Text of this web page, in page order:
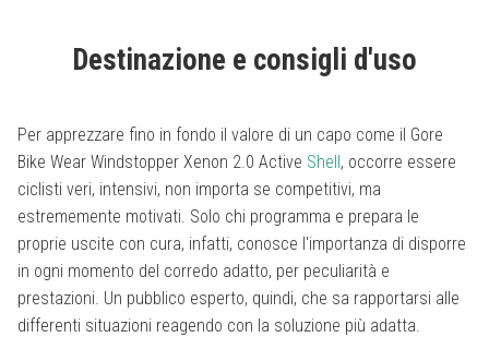
Destinazione e consigli d'uso
Per apprezzare fino in fondo il valore di un capo come il Gore
Bike Wear Windstopper Xenon 2.0 Active Shell, occorre essere
ciclisti veri, intensivi, non importa se competitivi, ma
estrememente motivati. Solo chi programma e prepara le
proprie uscite con cura, infatti, conosce l'importanza di disporre
in ogni momento del corredo adatto, per peculiarità e
prestazioni. Un pubblico esperto, quindi, che sa rapportarsi alle
differenti situazioni reagendo con la soluzione più adatta.